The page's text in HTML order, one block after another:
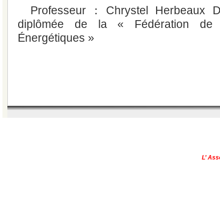
Professeur：Chrystel Herbeaux
diplômée de la « Fédération
Énergétiques »
L’